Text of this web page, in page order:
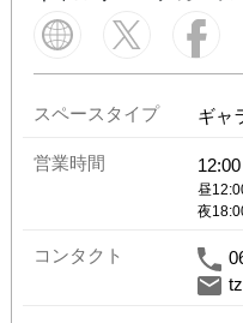
スペースタイプ ギャ
営業時間 12:00
昼
夜
コンタクト